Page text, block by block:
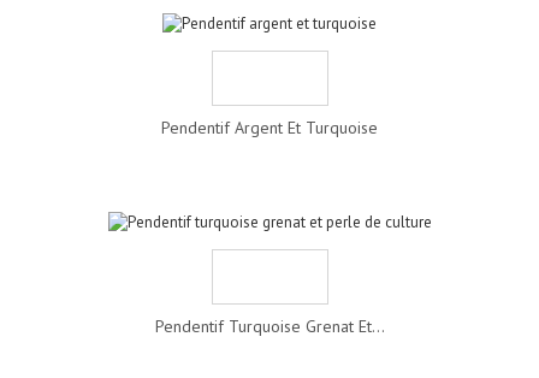
Pendentif Argent Et Turquoise
Pendentif Turquoise Grenat Et...